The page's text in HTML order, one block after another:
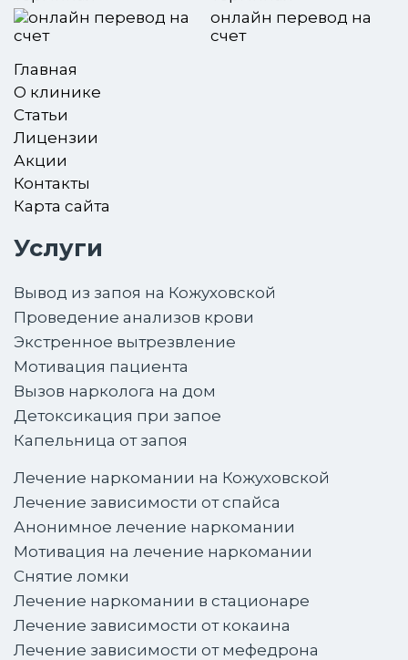
онлайн перевод на
счет
Главная
О клинике
Статьи
Лицензии
Акции
Контакты
Карта сайта
Услуги
Вывод из запоя на Кожуховской
Проведение анализов крови
Экстренное вытрезвление
Мотивация пациента
Вызов нарколога на дом
Детоксикация при запое
Капельница от запоя
Лечение наркомании на Кожуховской
Лечение зависимости от спайса
Анонимное лечение наркомании
Мотивация на лечение наркомании
Снятие ломки
Лечение наркомании в стационаре
Лечение зависимости от кокаина
Лечение зависимости от мефедрона